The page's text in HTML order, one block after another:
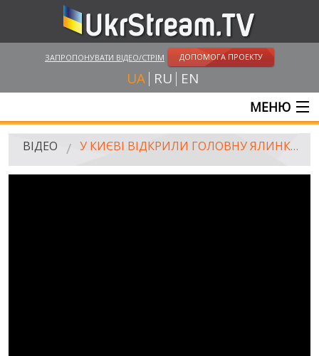
ЗАПРОПОНУВАТИ ВІДЕО/СТРІМ ДОПОМОГА ПРОЕКТУ
UA RU EN
МЕНЮ
ГОЛОВНА
ВІДЕО У КИЄВІ ВІДКРИЛИ ГОЛОВНУ ЯЛИНКУ. HROMADSKE.DOC